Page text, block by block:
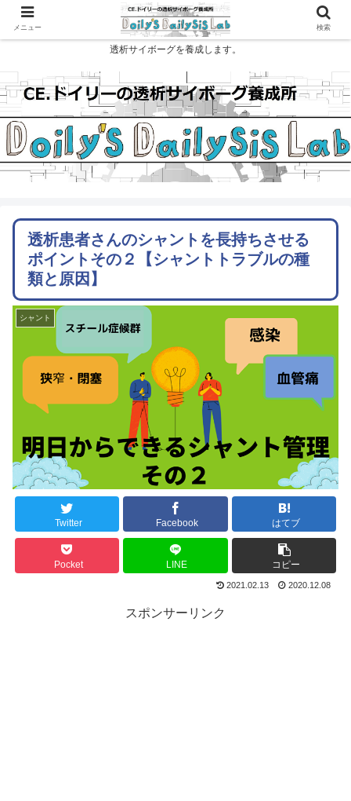
透析サイボーグを養成します。
透析患者さんのシャントを長持ちさせる
ポイントその２【シャントトラブルの種
類と原因】
シャント
Twitter Facebook はてブ
Pocket LINE コピー
2021.02.13 2020.12.08
スポンサーリンク
メニュー 検索